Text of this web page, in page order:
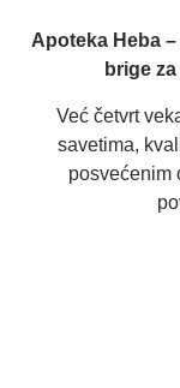
Apoteka Heba
brige
Već četvrt
savetima,
posvećenim